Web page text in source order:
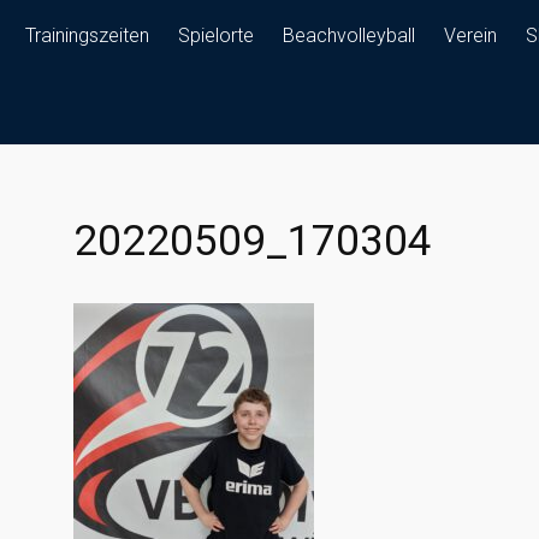
Trainingszeiten Spielorte Beachvolleyball Verein
20220509_170304